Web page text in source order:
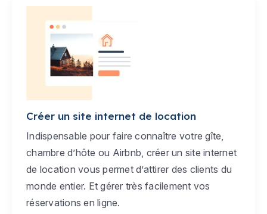
Créer un site internet de location
Indispensable pour faire connaître votre gîte,
chambre d’hôte ou Airbnb, créer un site internet
de location vous permet d’attirer des clients du
monde entier. Et gérer très facilement vos
réservations en ligne.